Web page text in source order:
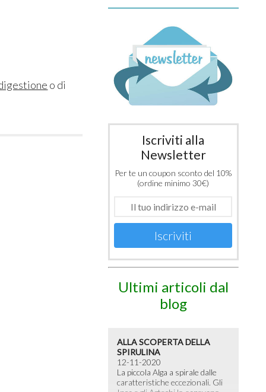
o di
Iscriviti alla
Newsletter
Per te un coupon sconto del 10%
(ordine minimo 30€)
Iscriviti
Ultimi articoli dal
blog
ALLA SCOPERTA DELLA
SPIRULINA
12-11-2020
La piccola Alga a spirale dalle
caratteristiche eccezionali. Gli